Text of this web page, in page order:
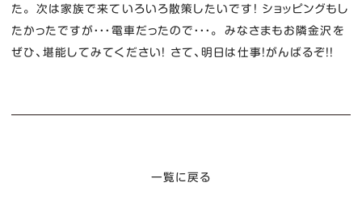
た。 次は家族で来ていろいろ散策したいです！ ショッピングもし
たかったですが・・・電車だったので・・・。 みなさまもお隣金沢を
ぜひ、堪能してみてください！ さて、明日は仕事！がんばるぞ！！
一覧に戻る